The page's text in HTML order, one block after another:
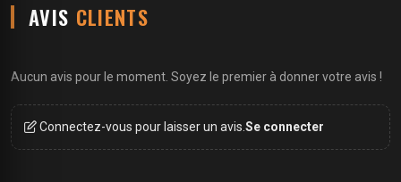
AVIS CLIENTS
Aucun avis pour le moment. Soyez le premier à donner votre avis !
Connectez-vous pour laisser un avis. Se connecter